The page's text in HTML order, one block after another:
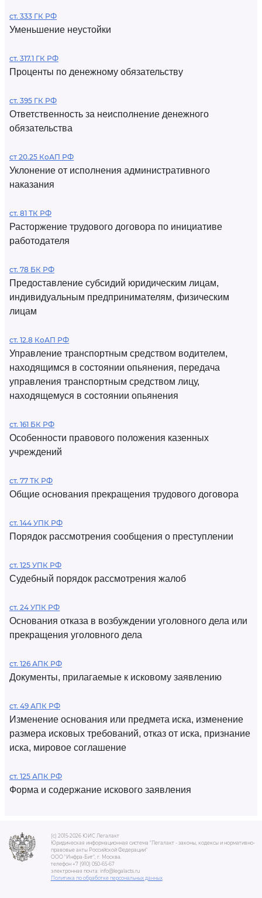
ст. 333 ГК РФ
Уменьшение неустойки
ст. 317.1 ГК РФ
Проценты по денежному обязательству
ст. 395 ГК РФ
Ответственность за неисполнение денежного
обязательства
ст 20.25 КоАП РФ
Уклонение от исполнения административного
наказания
ст. 81 ТК РФ
Расторжение трудового договора по инициативе
работодателя
ст. 78 БК РФ
Предоставление субсидий юридическим лицам,
индивидуальным предпринимателям, физическим
лицам
ст. 12.8 КоАП РФ
Управление транспортным средством водителем,
находящимся в состоянии опьянения, передача
управления транспортным средством лицу,
находящемуся в состоянии опьянения
ст. 161 БК РФ
Особенности правового положения казенных
учреждений
ст. 77 ТК РФ
Общие основания прекращения трудового договора
ст. 144 УПК РФ
Порядок рассмотрения сообщения о преступлении
ст. 125 УПК РФ
Судебный порядок рассмотрения жалоб
ст. 24 УПК РФ
Основания отказа в возбуждении уголовного дела или
прекращения уголовного дела
ст. 126 АПК РФ
Документы, прилагаемые к исковому заявлению
ст. 49 АПК РФ
Изменение основания или предмета иска, изменение
размера исковых требований, отказ от иска, признание
иска, мировое соглашение
ст. 125 АПК РФ
Форма и содержание искового заявления
(c) 2015-2026 ЮИС Легалакт
Юридическая информационная система "Легалакт - законы, кодексы и нормативно-
правовые акты Российской Федерации"
ООО "Инфра-Бит", г. Москва.
телефон +7 (910) 050-65-67
электронная почта: info@legalacts.ru
Политика по обработке персональных данных